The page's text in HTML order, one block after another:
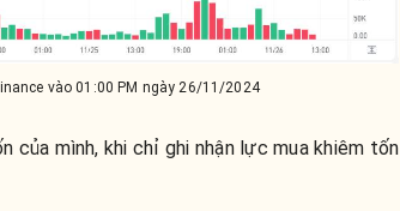
vào 01:00 PM ngày 26/11/2024
của mình, khi chỉ ghi nhận lực mua khiêm tốn